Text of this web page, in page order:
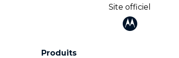
Site officiel
Produits